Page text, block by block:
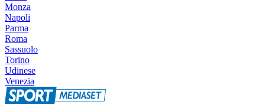
Monza
Napoli
Parma
Roma
Sassuolo
Torino
Udinese
Venezia